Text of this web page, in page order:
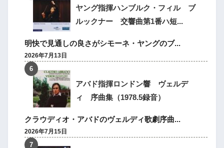
ヤング指揮ハンブルク・フィル ブ
ルックナー 交響曲第1番ハ短...
明快で見通しの良さがシモーネ・ヤングのブ...
2026年7月13日
アバド指揮ロンドン響 ヴェルデ
ィ 序曲集（1978.5録音）
クラウディオ・アバドのヴェルディ歌劇序曲...
2026年7月15日